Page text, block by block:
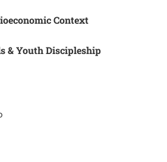
Context
& Youth Discipleship